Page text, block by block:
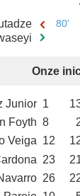
80'
Onze
Junior 1
Foyth 8
Veiga 12
23
26